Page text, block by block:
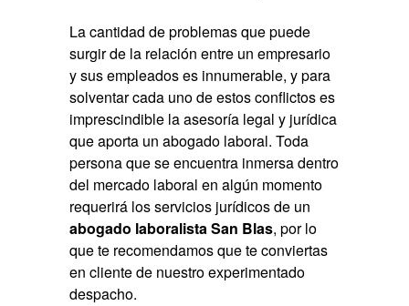
La cantidad de problemas que puede
surgir de la relación entre un empresario
y sus empleados es innumerable, y para
solventar cada uno de estos conflictos es
imprescindible la asesoría legal y jurídica
que aporta un abogado laboral. Toda
persona que se encuentra inmersa dentro
del mercado laboral en algún momento
requerirá los servicios jurídicos de un
abogado laboralista San Blas, por lo
que te recomendamos que te conviertas
en cliente de nuestro experimentado
despacho.